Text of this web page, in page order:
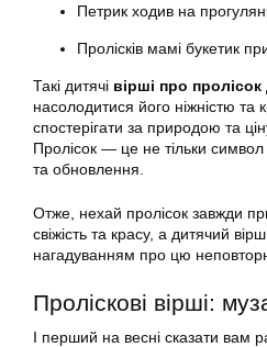
Петрик ходив на
Пролісків мамі букетик
Такі дитячі вірші про пролісок
насолодитися його ніжністю
спостерігати за природою та
Пролісок — це не тільки
та обновлення.
Отже, нехай пролісок завжди
свіжість та красу, а дитячий
нагадуванням про цю
Проліскові вірші:
І перший на весні сказати вам